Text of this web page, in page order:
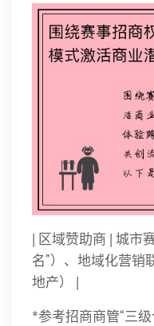
| 区域赞助商 | 城市
名”）、地域化营销
地产） |
*参考招商商管“三